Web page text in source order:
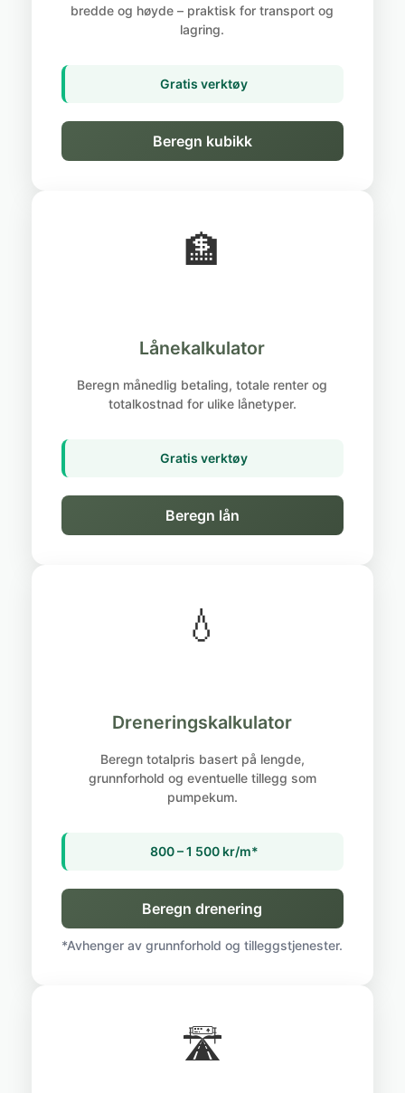
bredde og høyde – praktisk for transport og
lagring.
Gratis verktøy
Beregn kubikk
🏦
Lånekalkulator
Beregn månedlig betaling, totale renter og
totalkostnad for ulike lånetyper.
Gratis verktøy
Beregn lån
💧
Dreneringskalkulator
Beregn totalpris basert på lengde,
grunnforhold og eventuelle tillegg som
pumpekum.
800 – 1 500 kr/m*
Beregn drenering
*Avhenger av grunnforhold og tilleggstjenester.
🛣️